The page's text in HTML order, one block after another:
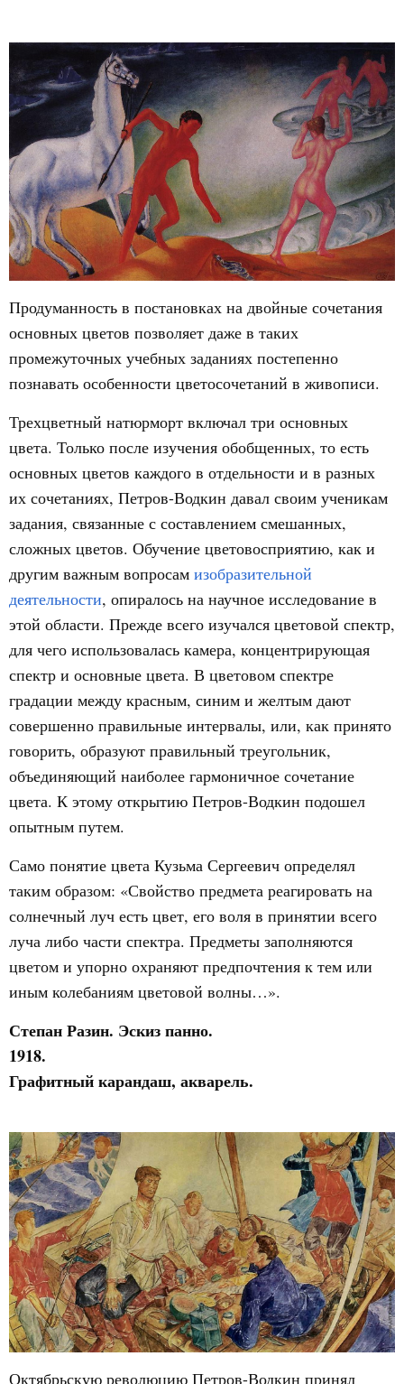
Продуманность в постановках на двойные сочетания
основных цветов позволяет даже в таких
промежуточных учебных заданиях постепенно
познавать особенности цветосочетаний в живописи.
Трехцветный натюрморт включал три основных
цвета. Только после изучения обобщенных, то есть
основных цветов каждого в отдельности и в разных
их сочетаниях, Петров-Водкин давал своим ученикам
задания, связанные с составлением смешанных,
сложных цветов. Обучение цветовосприятию, как и
другим важным вопросам изобразительной
деятельности, опиралось на научное исследование в
этой области. Прежде всего изучался цветовой спектр,
для чего использовалась камера, концентрирующая
спектр и основные цвета. В цветовом спектре
градации между красным, синим и желтым дают
совершенно правильные интервалы, или, как принято
говорить, образуют правильный треугольник,
объединяющий наиболее гармоничное сочетание
цвета. К этому открытию Петров-Водкин подошел
опытным путем.
Само понятие цвета Кузьма Сергеевич определял
таким образом: «Свойство предмета реагировать на
солнечный луч есть цвет, его воля в принятии всего
луча либо части спектра. Предметы заполняются
цветом и упорно охраняют предпочтения к тем или
иным колебаниям цветовой волны…».
Степан Разин. Эскиз панно.
1918.
Графитный карандаш, акварель.
Октябрьскую революцию Петров-Водкин принял